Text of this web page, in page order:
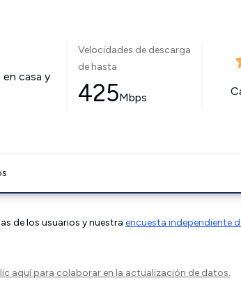
casa y
Velocidades de descarga
de hasta
425Mbps
de los usuarios y nuestra encuesta independiente
aquípara colaborar en la actualización de datos.